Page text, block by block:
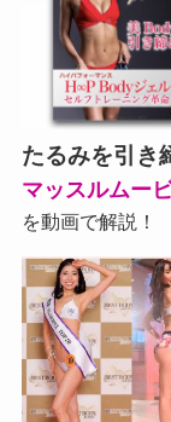
たるみを引き
マッスルムー
を動画で解説！